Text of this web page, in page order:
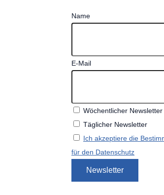
Name
E-Mail
Wöchentlicher Newsletter
Täglicher Newsletter
Ich akzeptiere die
für den Datenschutz